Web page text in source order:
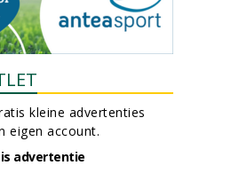
kleine advertenties
eigen account.
advertentie